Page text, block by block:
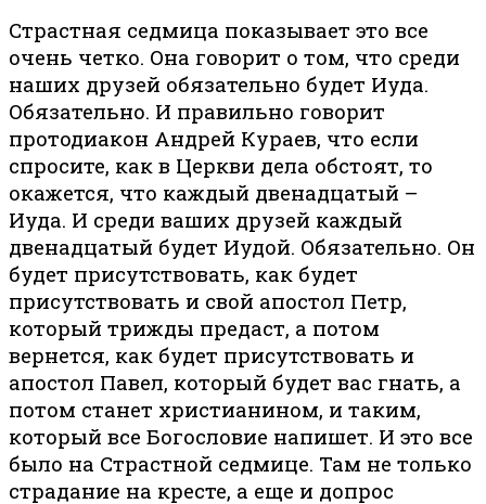
Страстная седмица показывает это все
очень четко. Она говорит о том, что среди
наших друзей обязательно будет Иуда.
Обязательно. И правильно говорит
протодиакон Андрей Кураев, что если
спросите, как в Церкви дела обстоят, то
окажется, что каждый двенадцатый –
Иуда. И среди ваших друзей каждый
двенадцатый будет Иудой. Обязательно. Он
будет присутствовать, как будет
присутствовать и свой апостол Петр,
который трижды предаст, а потом
вернется, как будет присутствовать и
апостол Павел, который будет вас гнать, а
потом станет христианином, и таким,
который все Богословие напишет. И это все
было на Страстной седмице. Там не только
страдание на кресте, а еще и допрос